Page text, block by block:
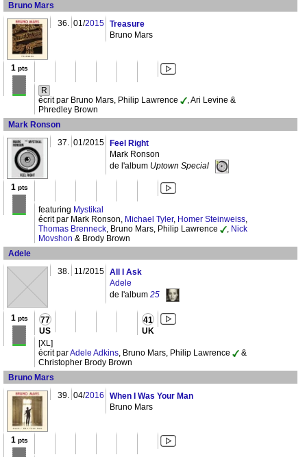
Bruno Mars
36. 01/2015 Treasure
Bruno Mars
1 pts
R
écrit par Bruno Mars, Philip Lawrence
, Ari Levine &
Phredley Brown
Mark Ronson
37. 01/2015
Feel Right
Mark Ronson
de l'album Uptown Special
1 pts
featuring Mystikal
écrit par Mark Ronson, Michael Tyler, Homer Steinweiss,
Thomas Brenneck, Bruno Mars, Philip Lawrence , Nick
Movshon & Brody Brown
Adele
38. 11/2015
All I Ask
Adele
de l'album 25
1 pts 77
US
41
UK
[XL]
écrit parAdele Adkins, Bruno Mars, Philip Lawrence
&
Christopher Brody Brown
Bruno Mars
39. 04/2016
When I Was Your Man
Bruno Mars
1 pts